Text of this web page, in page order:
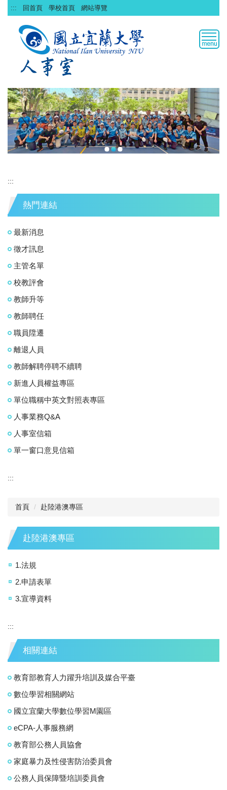
跳
到
::: 回首頁 學校首頁 網站導覽
:::
熱門連結
最新消息
徵才訊息
主管名單
校教評會
教師升等
教師聘任
職員陞遷
離退人員
教師解聘停聘不續聘
新進人員權益專區
單位職稱中英文對照表專區
人事業務Q&A
人事室信箱
單一窗口意見信箱
:::
首頁 赴陸港澳專區
赴陸港澳專區
1.法規
2.申請表單
3.宣導資料
:::
相關連結
教育部教育人力躍升培訓及媒合平臺
數位學習相關網站
國立宜蘭大學數位學習M園區
eCPA-人事服務網
教育部公務人員協會
家庭暴力及性侵害防治委員會
公務人員保障暨培訓委員會